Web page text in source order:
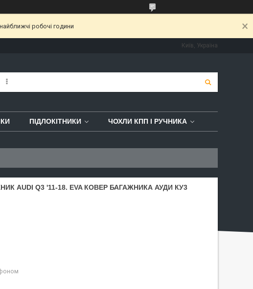
робочі години
Київ, Україна
ПІДЛОКІТНИКИ ЧОХЛИ КПП І РУЧНИКА
AUDI Q3 '11-18. EVA КОВЕР БАГАЖНИКА АУДИ КУ3